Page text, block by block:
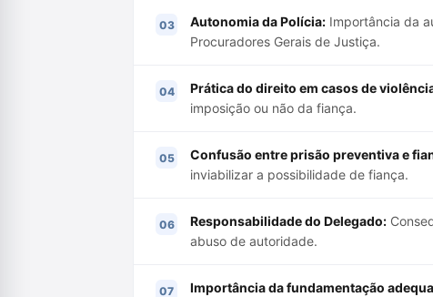
Autonomia da Polícia: Importância da
Procuradores Gerais de Justiça.
Prática do direito em casos de
imposição ou não da fiança.
Confusão entre prisão preventiva e
inviabilizar a possibilidade de fiança.
Responsabilidade do Delegado:
abuso de autoridade.
Importância da fundamentação